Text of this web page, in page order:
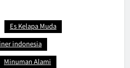
Es Kelapa Muda
indonesia
Minuman Alami